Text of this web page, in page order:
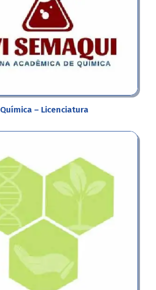
Química – Licenciatura